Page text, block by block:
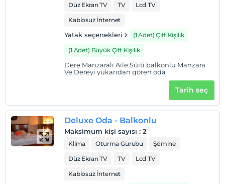
Haritada Göster
Otel koşulları
Check/out
En geç saat 12:00 ve öncesi
Evcil Hayvan
Odalarda sigara içilmez
Düz Ekran TV
TV
Lcd TV
Kablosuz İnternet
Yatak seçenekleri
(1 Adet) Çift Kişilik
(1 Adet) Büyük Çift Kişilik
Dere Manzaralı Aile Süiti balkonlu Manzara
Ve Dereyi yukarıdan gören oda
Tarih seç
Deluxe Oda - Balkonlu
Maksimum kişi sayısı : 2
Klima Oturma Gurubu
Şömine
Düz Ekran TV
TV
Lcd TV
Kablosuz İnternet